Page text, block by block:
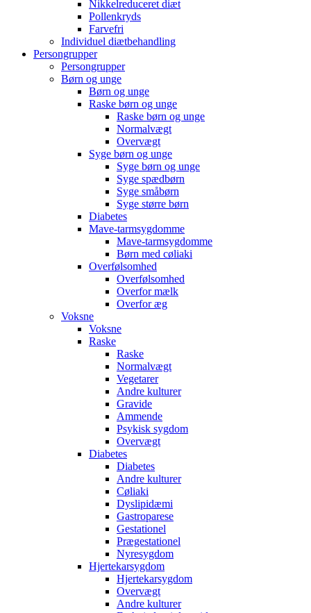
Nikkelreduceret diæt
Pollenkryds
Farvefri
Individuel diætbehandling
Persongrupper
Persongrupper
Børn og unge
Børn og unge
Raske børn og unge
Raske børn og unge
Normalvægt
Overvægt
Syge børn og unge
Syge børn og unge
Syge spædbørn
Syge småbørn
Syge større børn
Diabetes
Mave-tarmsygdomme
Mave-tarmsygdomme
Børn med cøliaki
Overfølsomhed
Overfølsomhed
Overfor mælk
Overfor æg
Voksne
Voksne
Raske
Raske
Normalvægt
Vegetarer
Andre kulturer
Gravide
Ammende
Psykisk sygdom
Overvægt
Diabetes
Diabetes
Andre kulturer
Cøliaki
Dyslipidæmi
Gastroparese
Gestationel
Prægestationel
Nyresygdom
Hjertekarsygdom
Hjertekarsygdom
Overvægt
Andre kulturer